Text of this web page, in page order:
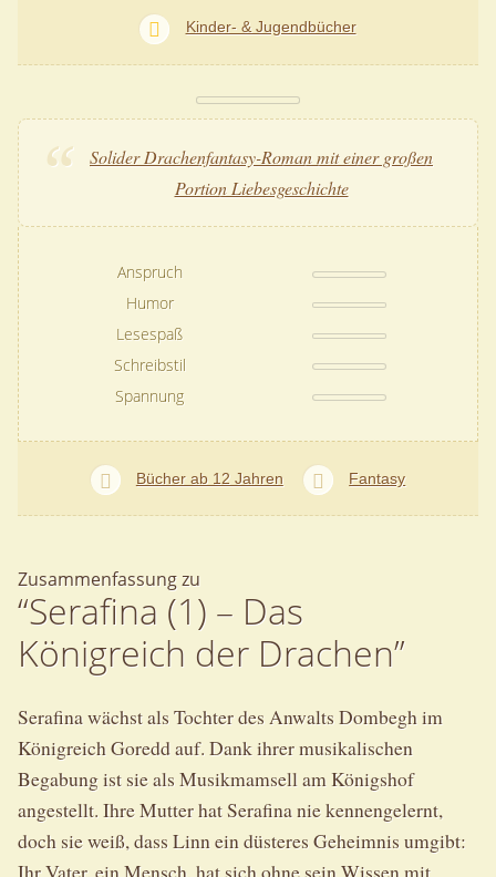
Kinder- & Jugendbücher
Solider Drachenfantasy-Roman mit einer großen
Portion Liebesgeschichte
Anspruch
Humor
Lesespaß
Schreibstil
Spannung
Bücher ab 12 Jahren Fantasy
Zusammenfassung zu
“Serafina (1) – Das
Königreich der Drachen”
Serafina wächst als Tochter des Anwalts Dombegh im
Königreich Goredd auf. Dank ihrer musikalischen
Begabung ist sie als Musikmamsell am Königshof
angestellt. Ihre Mutter hat Serafina nie kennengelernt,
doch sie weiß, dass Linn ein düsteres Geheimnis umgibt:
Ihr Vater, ein Mensch, hat sich ohne sein Wissen mit